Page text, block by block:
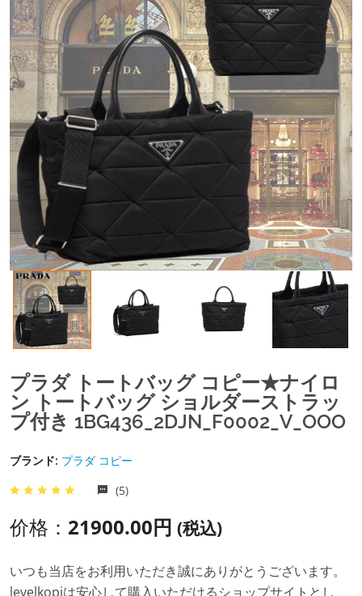
プラダ トートバッグ コピー★ナイロ
ン トートバッグ ショルダーストラッ
プ付き 1BG436_2DJN_F0002_V_OOO
ブランド: プラダ コピー
(5)
价格： 21900.00円 (税込)
いつも当店をお利用いただき誠にありがとうございます。
levelkopiは安心して購入いただけるショップサイトとし